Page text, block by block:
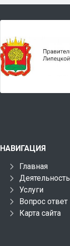
НАВИГАЦИЯ
Главная
Деятельность
Услуги
Вопрос ответ
Карта сайта